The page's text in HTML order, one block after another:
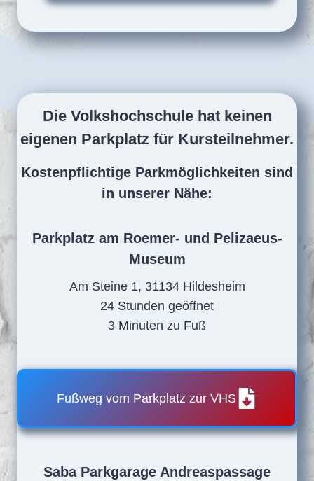
Die Volkshochschule hat keinen
eigenen Parkplatz für Kursteilnehmer.
Kostenpflichtige Parkmöglichkeiten sind
in unserer Nähe:
Parkplatz am Roemer- und Pelizaeus-
Museum
Am Steine 1, 31134 Hildesheim
24 Stunden geöffnet
3 Minuten zu Fuß
Fußweg vom Parkplatz zur VHS
Saba Parkgarage Andreaspassage